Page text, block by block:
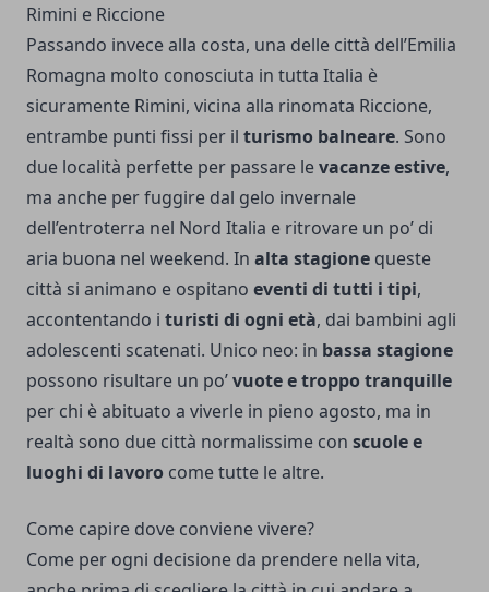
Rimini e Riccione
Passando invece alla costa, una delle città dell’Emilia
Romagna molto conosciuta in tutta Italia è
sicuramente Rimini, vicina alla rinomata Riccione,
entrambe punti fissi per il turismo balneare. Sono
due località perfette per passare levacanze estive,
ma anche per fuggire dal gelo invernale
dell’entroterra nel Nord Italia e ritrovare un po’ di
aria buona nel weekend. In alta stagione queste
città si animano e ospitano eventi di tutti i tipi,
accontentando i turisti di ogni età, dai bambini agli
adolescenti scatenati. Unico neo: in bassa stagione
possono risultare un po’vuote e troppo tranquille
per chi è abituato a viverle in pieno agosto, ma in
realtà sono due città normalissime con scuole e
luoghi di lavoro come tutte le altre.
Come capire dove conviene vivere?
Come per ogni decisione da prendere nella vita,